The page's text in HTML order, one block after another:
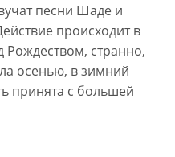
песни Шаде и
происходит в
странно,
осенью, в зимний
принята с большей